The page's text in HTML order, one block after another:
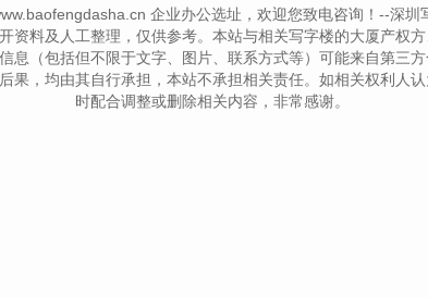
企业办公选址，欢迎您致电咨询！--深圳
料及人工整理，仅供参考。本站与相关写字楼的大厦产权
（包括但不限于文字、图片、联系方式等）可能来自第三
，均由其自行承担，本站不承担相关责任。如相关权利人
时配合调整或删除相关内容，非常感谢。